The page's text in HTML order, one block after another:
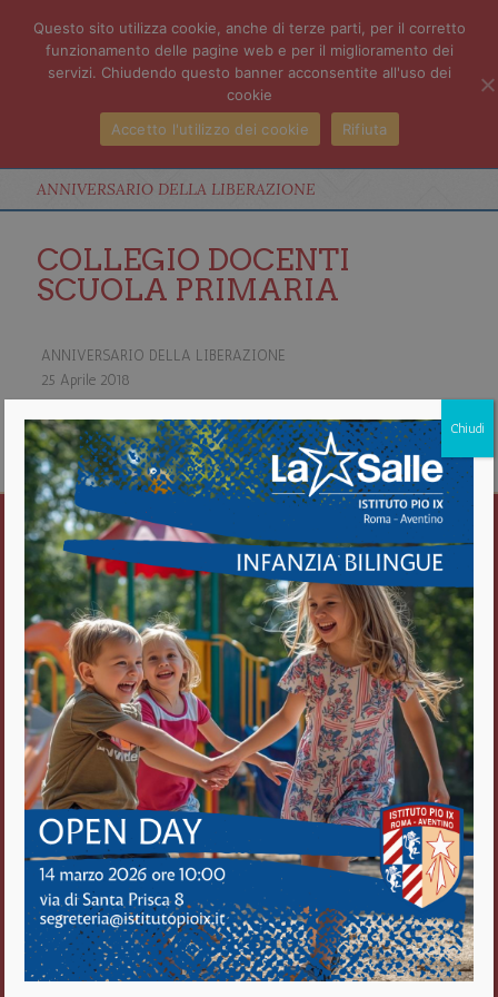
ANNIVERSARIO DELLA LIBERAZIONE
COLLEGIO DOCENTI
SCUOLA PRIMARIA
ANNIVERSARIO DELLA LIBERAZIONE
25 Aprile 2018
about ANNIVERSARIO DELLA LIBERAZIONE
Vedi il calendario completo
Istituto Pio IX
Roma Aventino
Fratelli delle Scuole Cristiane
Chiudi
Questo sito utilizza cookie, anche di terze parti, per il corretto
funzionamento delle pagine web e per il miglioramento dei
servizi. Chiudendo questo banner acconsentite all'uso dei
cookie
Accetto l'utilizzo dei cookie
Rifiuta